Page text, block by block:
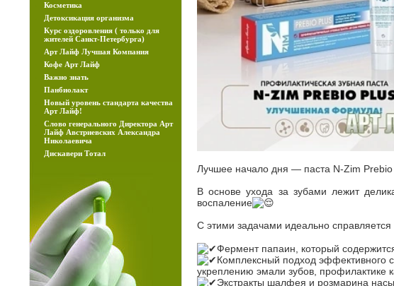
Лучшее начало дня — паста N-Zim
В основе ухода за зубами лежит
воспаление
С этими задачами идеально
Фермент папаин, который
Комплексный подход эффективного
укреплению эмали зубов, профилактике
Экстракты шалфея и розмарина
Косметика
Детоксикация организма
Курс оздоровления ( только для
жителей Санкт-Петербурга)
Арт Лайф Лучшая Компания
Кофе Арт Лайф
Важно знать
Панбиолакт
Новый уровень стандартa качества
Арт Лайф!
Слово генерального Директора Арт
Лайф Австриевских Александра
Николаевича
Дискавери Тотал